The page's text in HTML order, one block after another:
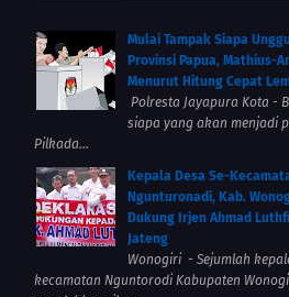
Mulai Tampak Siapa
Provinsi Papua, Mathius-
Menurut Hitung Cepat
Polresta Jayapura Kota -
siapa yang akan menjadi
Pilkada...
Kepala Desa Se-
Ngunturonadi, Kab.
Dukung Irjen Ahmad
Jateng
Wonogiri - Sejumlah
kecamatan Nguntorodi Kabupaten